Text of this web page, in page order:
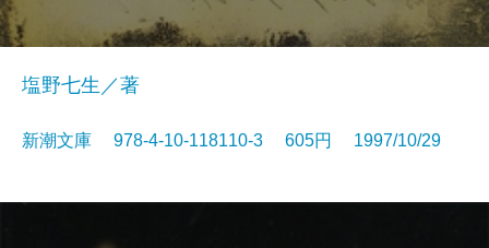
塩野七生／著
新潮文庫 978-4-10-118110-3 605円 1997/10/29